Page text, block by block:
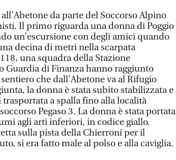
da parte del Soccorso Alpino
Il primo riguarda una donna di Poggio
un’escursione con degli amici quando
decina di metri nella scarpata
una squadra della Stazione
Guardia di Finanza hanno raggiunto
che dall’Abetone va al Rifugio
la donna è stata subito stabilizzata e
trasportata a spalla fino alla località
Pegaso 3. La donna è stata portata
agli arti inferiori, in codice giallo.
sulla pista della Chierroni per il
si era fatto male al polso e alla caviglia.